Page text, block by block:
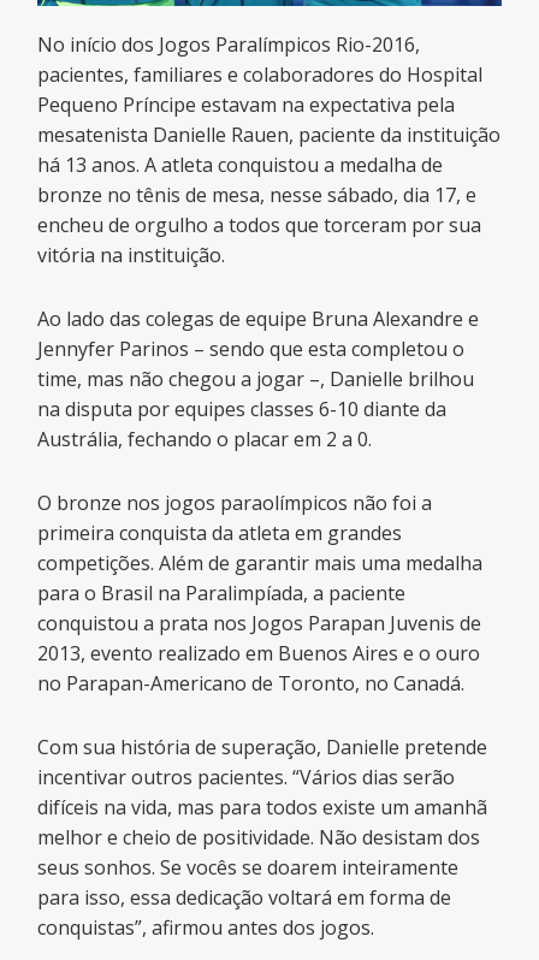
No início dos Jogos Paralímpicos Rio-2016,
pacientes, familiares e colaboradores do Hospital
Pequeno Príncipe estavam na expectativa pela
mesatenista Danielle Rauen, paciente da instituição
há 13 anos. A atleta conquistou a medalha de
bronze no tênis de mesa, nesse sábado, dia 17, e
encheu de orgulho a todos que torceram por sua
vitória na instituição.
Ao lado das colegas de equipe Bruna Alexandre e
Jennyfer Parinos – sendo que esta completou o
time, mas não chegou a jogar –, Danielle brilhou
na disputa por equipes classes 6-10 diante da
Austrália, fechando o placar em 2 a 0.
O bronze nos jogos paraolímpicos não foi a
primeira conquista da atleta em grandes
competições. Além de garantir mais uma medalha
para o Brasil na Paralimpíada, a paciente
conquistou a prata nos Jogos Parapan Juvenis de
2013, evento realizado em Buenos Aires e o ouro
no Parapan-Americano de Toronto, no Canadá.
Com sua história de superação, Danielle pretende
incentivar outros pacientes. “Vários dias serão
difíceis na vida, mas para todos existe um amanhã
melhor e cheio de positividade. Não desistam dos
seus sonhos. Se vocês se doarem inteiramente
para isso, essa dedicação voltará em forma de
conquistas”, afirmou antes dos jogos.